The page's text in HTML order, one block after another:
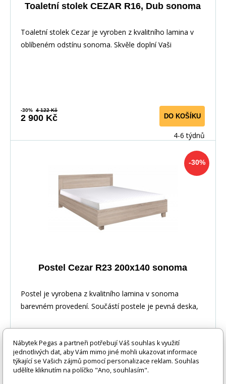
Toaletní stolek CEZAR R16, Dub sonoma
Toaletní stolek Cezar je vyroben z kvalitního lamina v
oblíbeném odstínu sonoma. Skvěle doplní Vaši
-30% 4 122 Kč
2 900 Kč DO KOŠÍKU
4-6 týdnů
-30%
Postel Cezar R23 200x140 sonoma
Postel je vyrobena z kvalitního lamina v sonoma
barevném provedení. Součástí postele je pevná deska,
-30%9 642 Kč
Nábytek Pegas a partneři potřebují Váš souhlas k využití
jednotlivých dat, aby Vám mimo jiné mohli ukazovat informace
týkající se Vašich zájmů pomocí personalizace reklam. Souhlas
udělíte kliknutím na políčko "Ano, souhlasím".